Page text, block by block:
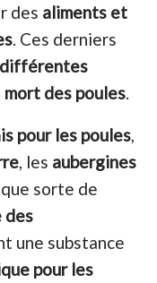
des aliments et
. Ces derniers
différentes
mort des poules.
pour les poules,
, les aubergines
sorte de
des
une substance
pour les